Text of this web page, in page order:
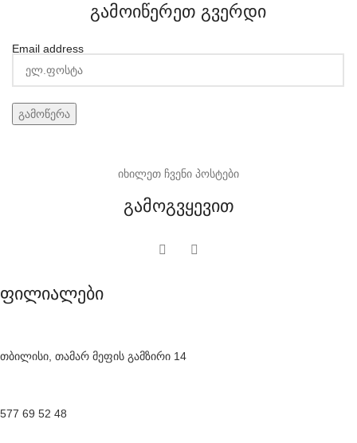
გამოიწერეთ გვერდი
Email address
იხილეთ ჩვენი პოსტები
გამოგვყევით
ფილიალები
თბილისი, თამარ მეფის გამზირი 14
577 69 52 48